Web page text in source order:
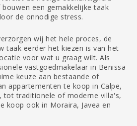
een gemakkelijke taak
de onnodige stress.
wij het hele proces, de
taak eerder het kiezen is van het
voor wat u graag wilt. Als
vastgoedmakelaar in Benissa
keuze aan bestaande of
appartementen te koop in Calpe,
tot traditionele of moderne villa's,
koop ook in Moraira, Javea en